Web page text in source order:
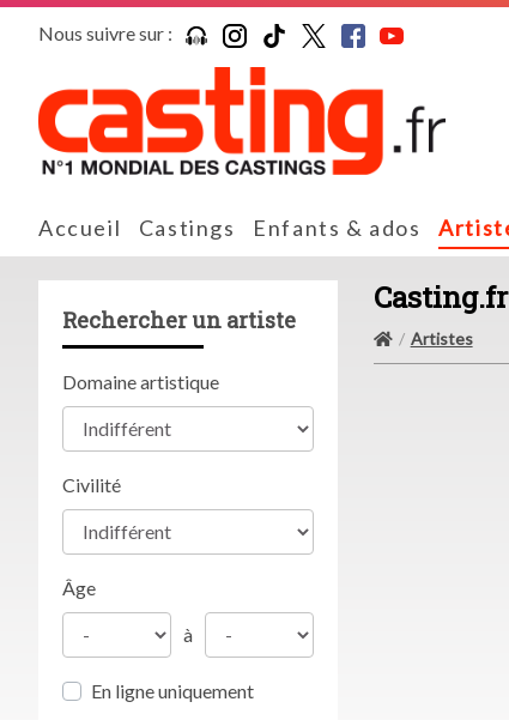
Nous suivre sur :
Accueil Castings Enfants & ados
Rechercher un artiste
Domaine artistique
Civilité
Âge
à
En ligne uniquement
Artistes